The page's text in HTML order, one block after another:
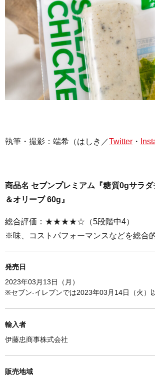
執筆・撮影：端希（はしき／Twitter ・
商品名 セブンプレミアム『糖質0gサラ
＆オリーブ 60g』
総合評価：★★★★☆（5段階中4）
※味、コストパフォーマンスなどを総合
発売日
2023年03月13日（月）
※セブン-イレブンでは2023年03月14日（火）
輸入者
伊藤忠商事株式会社
販売地域